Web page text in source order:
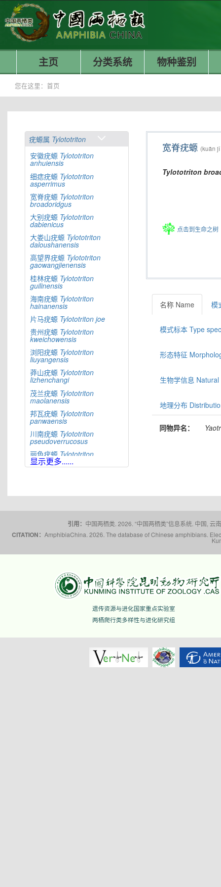
主页 分类系统 物种鉴别
您在这里： 首页
疣螈属 Tylototriton
安徽疣螈 Tylototriton
anhuiensis
细痣疣螈 Tylototriton
asperrimus
宽脊疣螈 Tylototriton
broadoridgus
大别疣螈 Tylototriton
dabienicus
大娄山疣螈 Tylototriton
daloushanensis
高望界疣螈 Tylototriton
gaowangjienensis
桂林疣螈 Tylototriton
guilinensis
海南疣螈 Tylototriton
hainanensis
片马疣螈 Tylototriton joe
贵州疣螈 Tylototriton
kweichowensis
浏阳疣螈 Tylototriton
liuyangensis
莽山疣螈 Tylototriton
lizhenchangi
茂兰疣螈 Tylototriton
maolanensis
邦瓦疣螈 Tylototriton
panwaensis
川南疣螈 Tylototriton
pseudoverrucosus
丽色疣螈 Tylototriton
pulcherrimus
Tylototriton
棕黑疣螈
五峰疣螈Tylototriton
wufengensis
ziegleri
显示更多......
宽脊疣螈 (kuān
Tylototriton
点击到生命之树
名称 Name 模
模式标本 Type
形态特征
生物学信息
地理分布
同物异名：
引用： 中国两栖类. 2026. “中国两栖类”信息系统. 中国,
CITATION： AmphibiaChina. 2026. The database of Chinese amphibians.
遗传资源与进化国家重点实验室
两栖爬行类多样性与进化研究组